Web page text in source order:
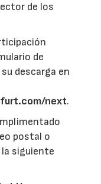
de los
de
descarga en
next.
postal o
siguiente